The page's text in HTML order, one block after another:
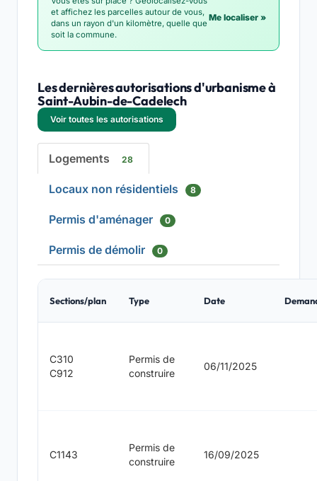
et affichez les parcelles autour de vous,
dans un rayon d'un kilomètre, quelle que
soit la commune.
Me localiser »
Les dernières autorisations d'urbanisme à
Saint-Aubin-de-Cadelech
Voir toutes les autorisations
Logements 28
Locaux non résidentiels 8
Permis d'aménager 0
Permis de démolir 0
Sections/plan Type Date
C310
C912
Permis de
construire
06/11/2025
C1143
Permis de
construire
16/09/2025